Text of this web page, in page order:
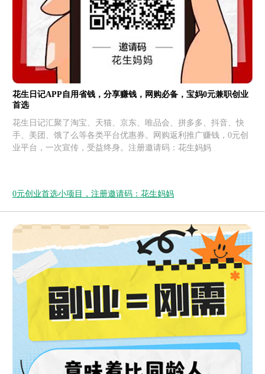
花生日记APP自用省钱，分享赚钱，网购必备，宝妈0元兼职创业
首选
花生日记汇聚了淘宝、天猫、京东、唯品会、拼多多、抖音、快
手、美团、饿了么等各类平台优惠券。网购返利推广赚钱，0元创
业平台，一次宣传，受益终身。注册邀请码：花生妈妈
0元创业首选小项目，注册邀请码：花生妈妈